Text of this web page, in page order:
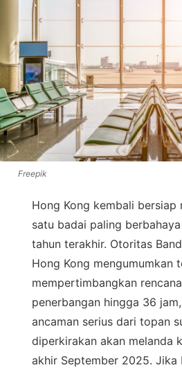
Freepik
Hong Kong kembali bersiap
satu badai paling
tahun terakhir. Otoritas
Hong Kong mengumumkan
mempertimbangkan
penerbangan hingga 36
ancaman serius dari topan
diperkirakan akan melanda
akhir September 2025. Jika